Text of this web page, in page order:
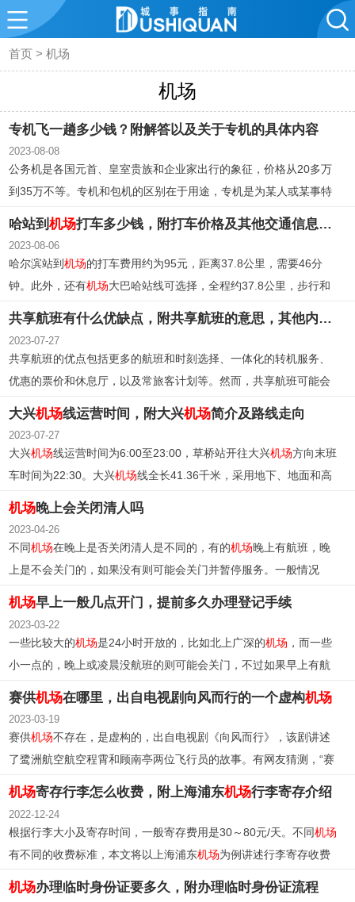
首页 >机场
机场
专机飞一趟多少钱？附解答以及关于专机的具体内容
2023-08-08
公务机是各国元首、皇室贵族和企业家出行的象征，价格从20多万
到35万不等。专机和包机的区别在于用途，专机是为某人或某事特
务有一套完整的流程，包括航线考察、地面安全保障和清舱检查。
哈站到机场打车多少钱，附打车价格及其他交通信息一览
2023-08-06
哈尔滨站到机场的打车费用约为95元，距离37.8公里，需要46分
钟。此外，还有机场大巴哈站线可选择，全程约37.8公里，步行和
乘坐公交的时间和路线也有详细说明。在哈尔滨火车站北出口北广
共享航班有什么优缺点，附共享航班的意思，其他内容等
2023-07-27
共享航班的优点包括更多的航班和时刻选择、一体化的转机服务、
优惠的票价和休息厅，以及常旅客计划等。然而，共享航班可能会
到柜台办理登机手续。
大兴机场线运营时间，附大兴机场简介及路线走向
2023-07-27
大兴机场线运营时间为6:00至23:00，草桥站开往大兴机场方向末班
车时间为22:30。大兴机场线全长41.36千米，采用地下、地面和高
机场晚上会关闭清人吗
2023-04-26
不同机场在晚上是否关闭清人是不同的，有的机场晚上有航班，晚
上是不会关门的，如果没有则可能会关门并暂停服务。一般情况
下，凌晨下飞机可以在
机场 过夜，但需要出示机票凭证并确认该
机场早上一般几点开门，提前多久办理登记手续
2023-03-22
一些比较大的机场是24小时开放的，比如北上广深的机场 ，而一些
小一点的，晚上或凌晨没航班的则可能会关门，不过如果早上有航
赛供机场在哪里，出自电视剧向风而行的一个虚构机场
2023-03-19
赛供机场不存在，是虚构的，出自电视剧《向风而行》，该剧讲述
了鹭洲航空航空程霄和顾南亭两位飞行员的故事。有网友猜测，“赛
供”可能指的是越南的胡志明市。
机场寄存行李怎么收费，附上海浦东机场行李寄存介绍
2022-12-24
根据行李大小及寄存时间，一般寄存费用是30～80元/天。不同机场
有不同的收费标准，本文将以上海浦东机场为例讲述行李寄存收费
机场办理临时身份证要多久，附办理临时身份证流程